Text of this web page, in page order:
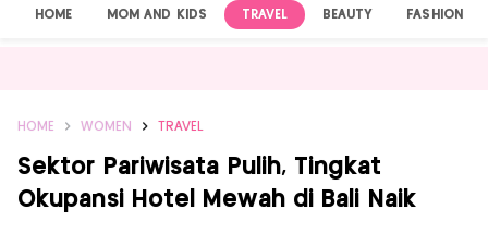
HOME MOM AND KIDS TRAVEL BEAUTY FASHION
HOME WOMEN TRAVEL
Sektor Pariwisata Pulih, Tingkat
Okupansi Hotel Mewah di Bali Naik